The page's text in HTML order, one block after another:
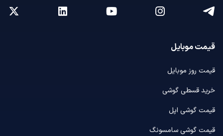
قیمت موبایل
قیمت روز موبایل
خرید قسطی گوشی
قیمت گوشی اپل
قیمت گوشی سامسونگ